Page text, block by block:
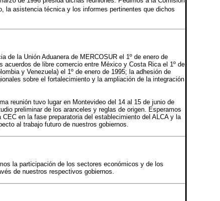
la asistencia técnica y los informes pertinentes que dichos
la Unión Aduanera de MERCOSUR el 1º de enero de
de libre comercio entre México y Costa Rica el 1º de
y Venezuela) el 1º de enero de 1995; la adhesión de
sobre el fortalecimiento y la ampliación de la integración
reunión tuvo lugar en Montevideo del 14 al 15 de junio de
preliminar de los aranceles y reglas de origen. Esperamos
en la fase preparatoria del establecimiento del ALCA y la
al trabajo futuro de nuestros gobiernos.
la participación de los sectores económicos y de los
de nuestros respectivos gobiernos.